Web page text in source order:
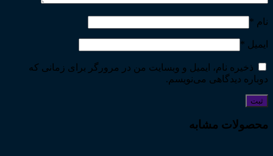
نام *
ایمیل *
ذخیره نام، ایمیل و وبسایت من در مرورگر برای زمانی که
دوباره دیدگاهی می‌نویسم.
محصولات مشابه